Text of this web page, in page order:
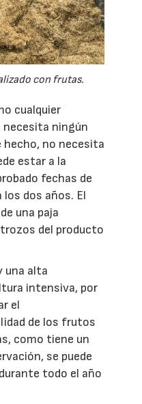
con frutas.
cualquier
necesita ningún
hecho, no necesita
estar a la
fechas de
dos años. El
una paja
del producto
una alta
intensiva, por
el
de los frutos
como tiene un
se puede
todo el año